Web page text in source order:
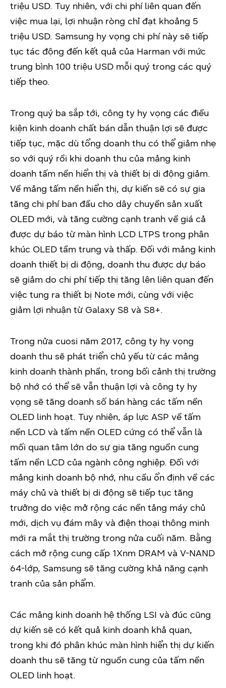
triệu USD. Tuy nhiên, với chi phí liên quan đến
việc mua lại, lợi nhuận ròng chỉ đạt khoảng 5
triệu USD. Samsung hy vọng chi phí này sẽ tiếp
tục tác động đến kết quả của Harman với mức
trung bình 100 triệu USD mỗi quý trong các quý
tiếp theo.
Trong quý ba sắp tới, công ty hy vọng các điều
kiện kinh doanh chất bán dẫn thuận lợi sẽ được
tiếp tục, mặc dù tổng doanh thu có thể giảm nhẹ
so với quý rồi khi doanh thu của mảng kinh
doanh tấm nền hiển thị và thiết bị di động giảm.
Về mảng tấm nền hiển thị, dự kiến sẽ có sự gia
tăng chi phí ban đầu cho dây chuyền sản xuất
OLED mới, và tăng cường cạnh tranh về giá cả
được dự báo từ màn hình LCD LTPS trong phân
khúc OLED tầm trung và thấp. Đối với mảng kinh
doanh thiết bị di động, doanh thu được dự báo
sẽ giảm do chi phí tiếp thị tăng lên liên quan đến
việc tung ra thiết bị Note mới, cùng với việc
giảm lợi nhuận từ Galaxy S8 và S8+.
Trong nửa cuosi năm 2017, công ty hy vọng
doanh thu sẽ phát triển chủ yếu từ các mảng
kinh doanh thành phần, trong bối cảnh thị trường
bộ nhớ có thể sẽ vẫn thuận lợi và công ty hy
vọng sẽ tăng doanh số bán hàng các tấm nền
OLED linh hoạt. Tuy nhiên, áp lực ASP về tấm
nền LCD và tấm nền OLED cứng có thể vẫn là
mối quan tâm lớn do sự gia tăng nguồn cung
tấm nền LCD của ngành công nghiệp. Đối với
mảng kinh doanh bộ nhớ, nhu cầu ổn định về các
máy chủ và thiết bị di động sẽ tiếp tục tăng
trưởng do việc mở rộng các nền tảng máy chủ
mới, dịch vụ đám mây và điện thoại thông minh
mới ra mắt thị trường trong nửa cuối năm. Bằng
cách mở rộng cung cấp 1Xnm DRAM và V-NAND
64-lớp, Samsung sẽ tăng cường khả năng cạnh
tranh của sản phẩm.
Các mảng kinh doanh hệ thống LSI và đúc cũng
dự kiến sẽ có kết quả kinh doanh khả quan,
trong khi đó phân khúc màn hình hiển thị dự kiến
doanh thu sẽ tăng từ nguồn cung của tấm nền
OLED linh hoạt.